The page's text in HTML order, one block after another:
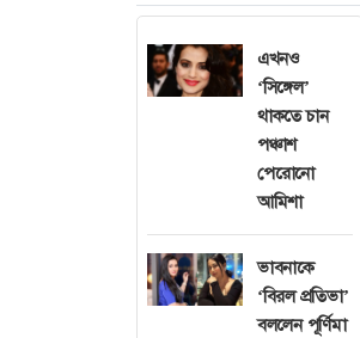
এখনও
‘সিঙ্গেল’
থাকতে চান
পঞ্চাশ
পেরোনো
আমিশা
ভাবনাকে
‘বিরল প্রতিভা’
বললেন পূর্ণিমা